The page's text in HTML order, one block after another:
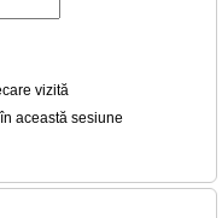
vizită
această sesiune